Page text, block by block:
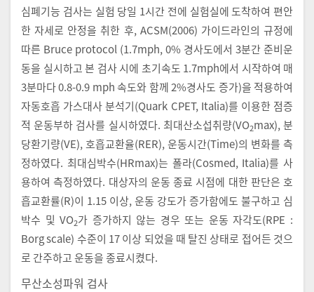
심폐기능 검사는 실험 당일 1시간 전에 실험실에 도착하여 편안
한 자세로 안정을 취한 후, ACSM(2006) 가이드라인의 규정에
따른 Bruce protocol (1.7mph, 0% 경사도에서 3분간 준비운
동을 실시하고 본 검사 시에 초기속도 1.7mph에서 시작하여 매
3분마다 0.8-0.9 mph 속도와 함께 2%경사도 증가)을 적용하여
자동호흡 가스대사 분석기(Quark CPET, Italia)를 이용한 점증
적 운동부하 검사를 실시하였다. 최대산소섭취량(VO2max), 분
당환기량(VE), 호흡교환율(RER), 운동시간(Time)의 변화를 측
정하였다. 최대심박수(HRmax)는 폴라(Cosmed, Italia)를 사
용하여 측정하였다. 대상자의 운동 종료 시점에 대한 판단은 호
흡교환률(R)이 1.15 이상, 운동 강도가 증가함에도 불구하고 심
박수 및 VO2가 증가하지 않는 경우 또는 운동 자각도(RPE :
Borg scale) 수준이 17 이상 되었을 때 탈진 상태로 접어든 것으
로 간주하고 운동을 종료시켰다.
무산소성파워 검사